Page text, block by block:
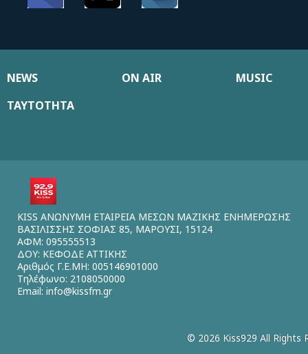
NEWS ON AIR
MUSIC
ΤΑΥΤΟΤΗΤΑ
KISS ΑΝΩΝΥΜΗ ΕΤΑΙΡΕΙΑ ΜΕΣΩΝ ΜΑΖΙΚΗΣ ΕΝΗΜΕΡΩΣΗΣ
ΒΑΣΙΛΙΣΣΗΣ ΣΟΦΙΑΣ 85, ΜΑΡΟΥΣΙ, 15124
ΑΦΜ: 095555513
ΔΟΥ: ΚΕΦΟΔΕ ΑΤΤΙΚΗΣ
Αριθμός Γ.Ε.ΜΗ: 005146901000
Τηλέφωνο: 2108050000
Email: info@kissfm.gr
© 2026 Kiss929 All Rights